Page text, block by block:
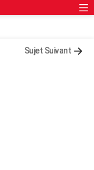
Sujet Suivant